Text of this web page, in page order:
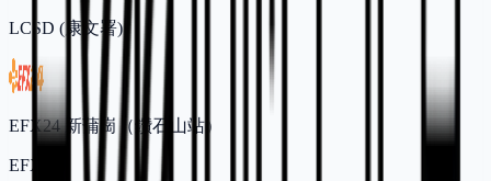
LCSD (康文署)
EFX24 新蒲崗（鑽石山站）
EFX24